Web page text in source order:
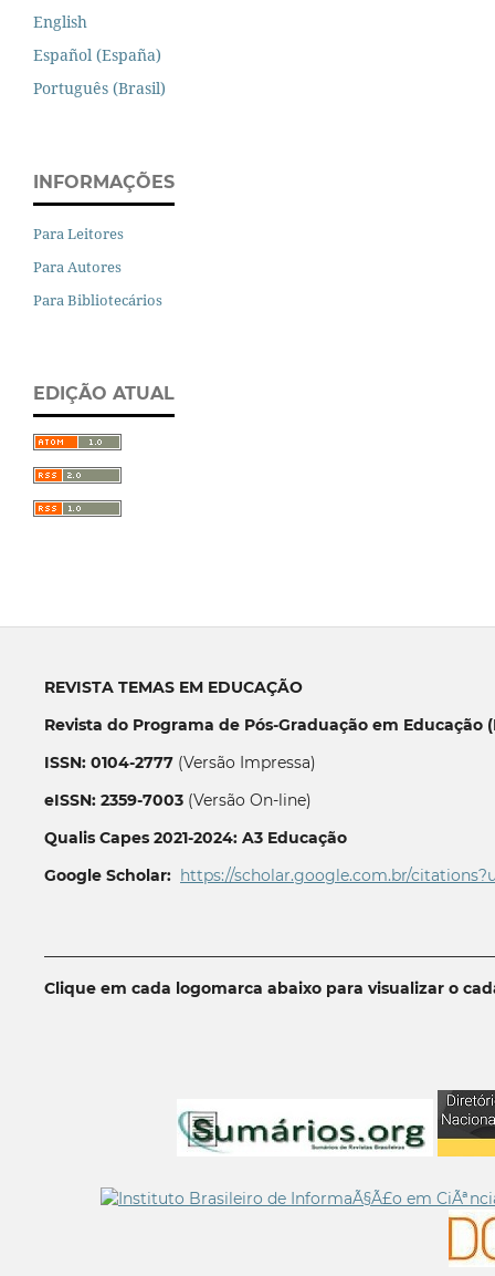
English
Español (España)
Português (Brasil)
INFORMAÇÕES
Para Leitores
Para Autores
Para Bibliotecários
EDIÇÃO ATUAL
REVISTA TEMAS EM EDUCAÇÃO
Revista do Programa de Pós-Graduação em Educação
ISSN: 0104-2777(Versão Impressa)
eISSN: 2359-7003(Versão On-line)
Qualis Capes 2021-2024: A3 Educação
Google Scholar: https://scholar.google.com.br/
Clique em cada logomarca abaixo para visualizar o